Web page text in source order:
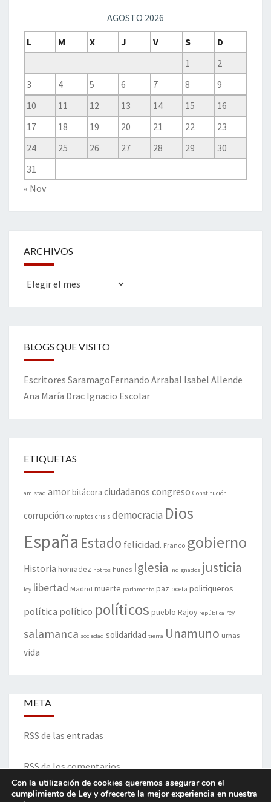
AGOSTO 2026
L
M X J V S
D
1
2
3
4 5 6 7 8
9
10
11 12 13 14 15
16
17
18 19 20 21 22
23
24
25 26 27 28 29
30
31
« Nov
ARCHIVOS
Archivos
BLOGS QUE VISITO
Escritores SaramagoFernando Arrabal Isabel Allende
Ana María Drac Ignacio Escolar
ETIQUETAS
amistad amorbitácora ciudadanos congreso Constitución
corrupción corruptos crisis democracia Dios
España Estado felicidad. Franco gobierno
Historia honradez hotros hunos Iglesia indignados justicia
ley libertad Madrid muerte parlamento paz poeta politiqueros
política político políticos pueblo Rajoy república rey
salamanca sociedad solidaridad tierra Unamuno urnas
vida
META
RSS de las entradas
RSS de los comentarios
Con la utilización de cookies queremos asegurar con el
cumplimiento de Ley y ofrecerte la mejor experiencia en nuestra